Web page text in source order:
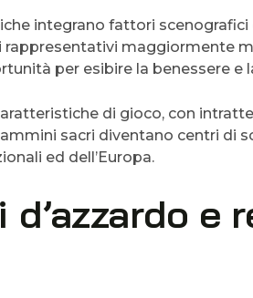
integrano fattori
rappresentativi maggiormente
per esibire la benessere
di gioco, con
sacri diventano centri di
ed dell’Europa.
e